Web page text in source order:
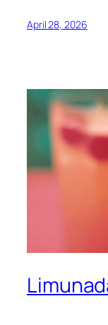
April 28, 2026